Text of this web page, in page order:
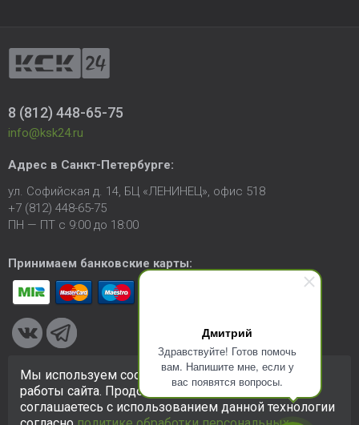
Дмитрий
Здравствуйте! Готов помочь
вам. Напишите мне, если у
вас появятся вопросы.
8 (812) 448-65-75
info@ksk24.ru
Адрес в Санкт-Петербурге:
ул. Софийская д. 14, БЦ «ЛЕНИНЕЦ», офис 518
+7 (812) 448-65-75
ПН — ПТ с 9:00 до 18:00
Принимаем банковские карты:
© 2005-2026 ООО «КСК». Сайт https://ksk24.ruсоздан
исключительно в информационных целях и любая информация
на сайте не является публичной офертой.Политика в
Мы используем cookie-файлы для улучшения
работы сайта. Продолжая использовать сайт, вы
соглашаетесь с использованием данной технологии